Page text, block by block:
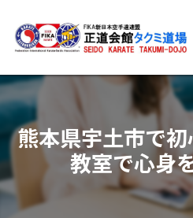
熊本県宇土市で
教室で心身